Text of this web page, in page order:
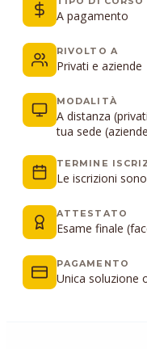
A pagamento
RIVOLTO A
Privati e aziende
MODALITÀ
A distanza
tua sede
TERMINE
Le iscrizioni
ATTESTATO
Esame finale
PAGAMENTO
Unica soluzione